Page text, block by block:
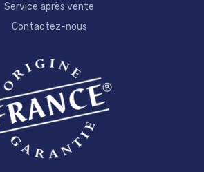
Service après vente
Contactez-nous